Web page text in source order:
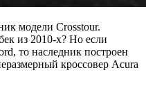
модели Crosstour.
из 2010-х? Но если
то наследник построен
кроссовер Acura